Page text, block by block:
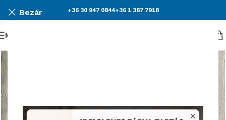
Bezár +36 30 947 0844+36 1 387 7918
Menü